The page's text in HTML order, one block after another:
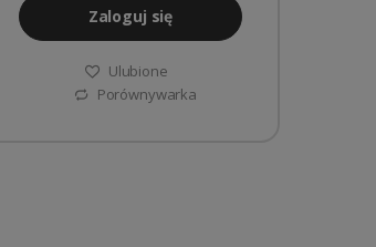
Zaloguj się
Ulubione
Porównywarka